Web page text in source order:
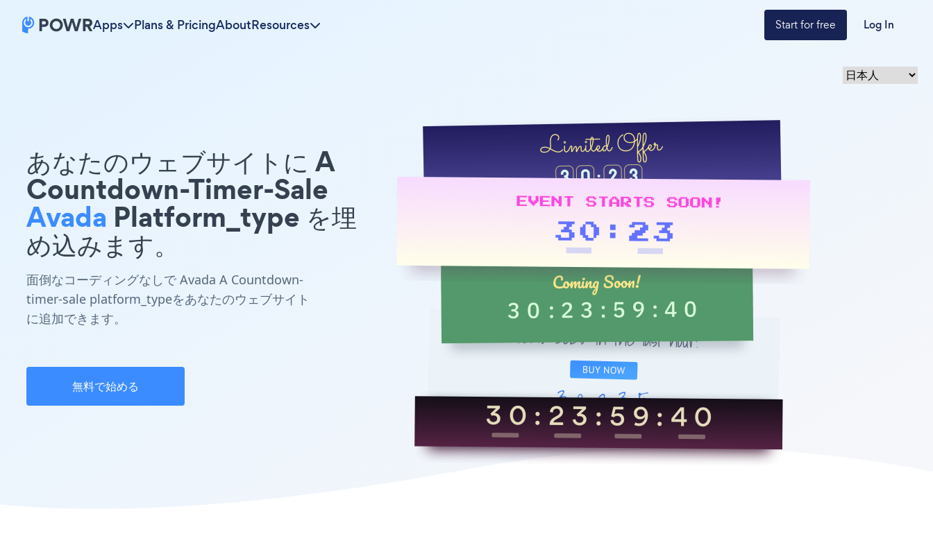
Apps Plans & PricingAboutResources Start for free Log In
あなたのウェブサイトに A
Countdown-Timer-Sale
Avada Platform_type を埋
め込みます。
面倒なコーディングなしで Avada A Countdown-
timer-sale platform_typeをあなたのウェブサイト
に追加できます。
無料で始める